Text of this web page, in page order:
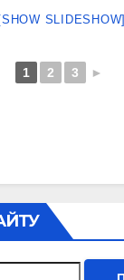
[SHOW SLIDESHOW]
1 2 3 ►